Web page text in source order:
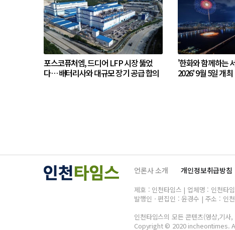
포스코퓨처엠, 드디어 LFP 시장 뚫었
다… 배터리사와 대규모 장기 공급 합의
'한화와 함께하는
2026' 9월 5일 개최
언론사 소개 개인정보취급방침
제호 : 인천타임스 | 업체명 : 인천타
발행인ㆍ편집인 : 윤경수 | 주소 : 인
인천타임스의 모든 콘텐츠(영상,기
Copyright © 2020 incheontimes.